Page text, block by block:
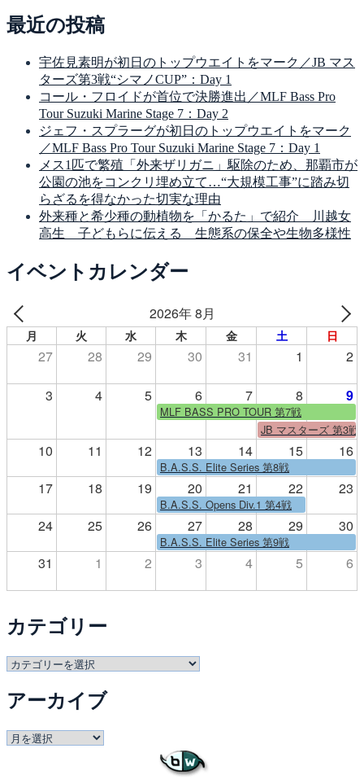
最近の投稿
宇佐見素明が初日のトップウエイトをマーク／JB マス
ターズ第3戦“シマノCUP”：Day 1
コール・フロイドが首位で決勝進出／MLF Bass Pro
Tour Suzuki Marine Stage 7：Day 2
ジェフ・スプラーグが初日のトップウエイトをマーク
／MLF Bass Pro Tour Suzuki Marine Stage 7：Day 1
メス1匹で繁殖「外来ザリガニ」駆除のため、那覇市が
公園の池をコンクリ埋め立て…“大規模工事”に踏み切
らざるを得なかった切実な理由
外来種と希少種の動植物を「かるた」で紹介 川越女
高生 子どもらに伝える 生態系の保全や生物多様性
イベントカレンダー
2026年 8月
月 火 水 木 金 土 日
27 28 29 30 31 1 2
3 4 5 6 7 8 9
MLF BASS PRO TOUR 第7戦
JB マスターズ 第3戦
10 11 12 13 14 15 16
B.A.S.S. Elite Series 第8戦
17 18 19 20 21 22 23
B.A.S.S. Opens Div.1 第4戦
24 25 26 27 28 29 30
B.A.S.S. Elite Series 第9戦
31 1 2 3 4 5 6
カテゴリー
カ
ゴ
ー
アーカイブ
ア